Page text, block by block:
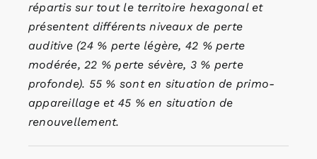
répartis sur tout le territoire hexagonal et
présentent différents niveaux de perte
auditive (24 % perte légère, 42 % perte
modérée, 22 % perte sévère, 3 % perte
profonde). 55 % sont en situation de primo-
appareillage et 45 % en situation de
renouvellement.